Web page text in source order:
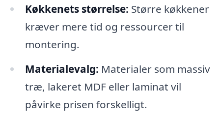
Køkkenets størrelse: Større køkkener
kræver mere tid og ressourcer til
montering.
Materialevalg: Materialer som massiv
træ, lakeret MDF eller laminat vil
påvirke prisen forskelligt.